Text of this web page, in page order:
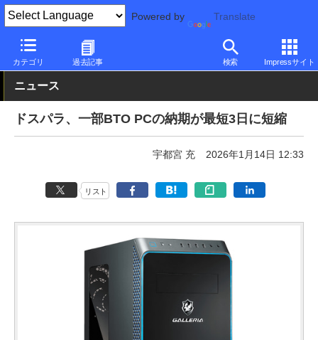
Powered by Translate
カテゴリ 過去記事 検索 Impressサイト
PC Watch パソコン/タブレット/スマートフォン デスクトップパ
ニュース
ドスパラ、一部BTO PCの納期が最短3日に短縮
宇都宮 充 2026年1月14日 12:33
リスト